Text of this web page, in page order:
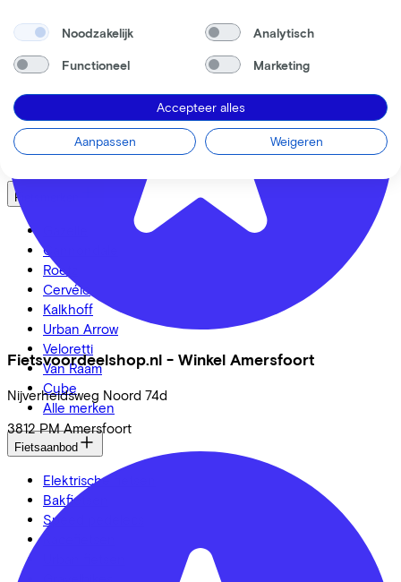
Fietsvoordeelshop.nl - Winkel Amersfoort
Nijverheidsweg Noord 74d
3812 PM Amersfoort
Fietsenwinkel
Bekijk ook
Dealer locator
Fiets leasen? Bereken je kosten
Fietsplan 2026
Inloggen
Fietsmerken
Cannondale
Roetz
Cervélo
Kalkhoff
Urban Arrow
Veloretti
Van Raam
Cube
Alle merken
Fietsaanbod
Elektrische fietsen
Bakfietsen
Speed pedelecs
Noodzakelijk Analytisch
Functioneel Marketing
Accepteer alles
Aanpassen Weigeren